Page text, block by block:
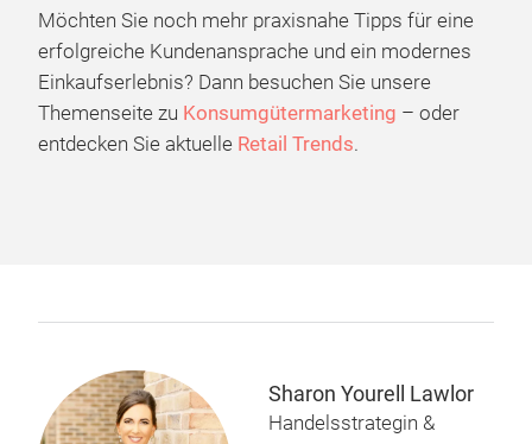
Möchten Sie noch mehr praxisnahe Tipps für eine
erfolgreiche Kundenansprache und ein modernes
Einkaufserlebnis? Dann besuchen Sie unsere
Themenseite zu Konsumgütermarketing – oder
entdecken Sie aktuelle Retail Trends.
Sharon Yourell Lawlor
Handelsstrategin &